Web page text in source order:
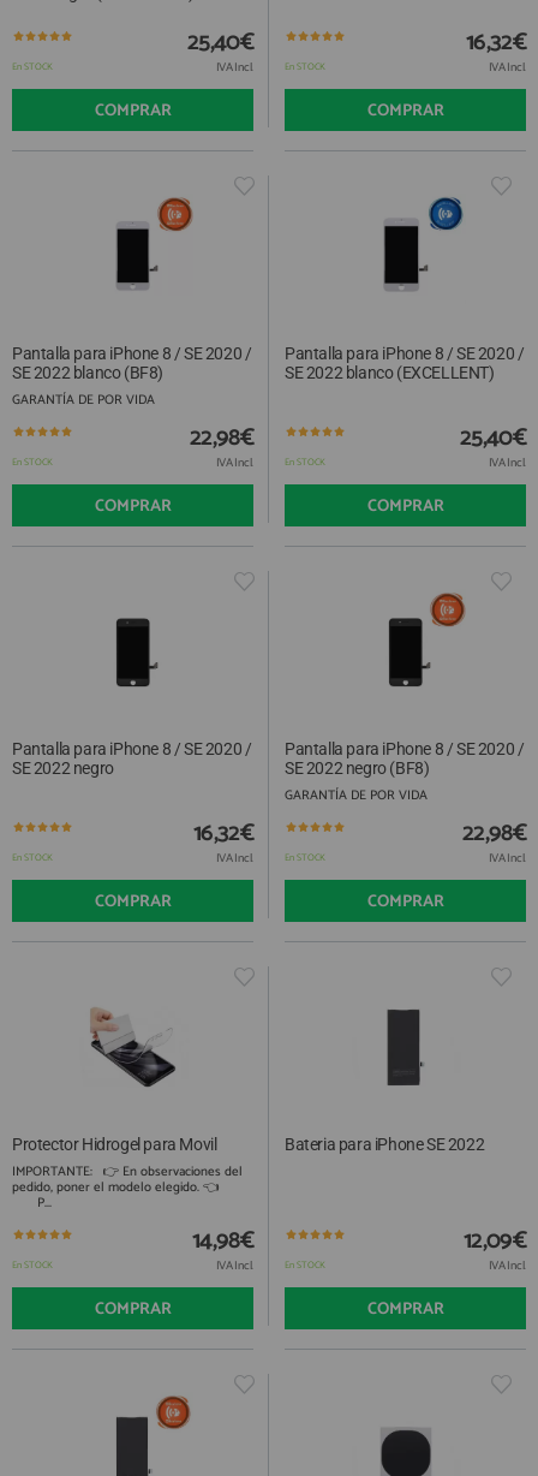
GUÍA DE COMPRA
(+34)912 477 744
HORARIO de TIENDA:
Lunes a Viernes 09:30h a 20:00h
También atendemos Whatsapp
info@preciosadictos.com
En STOCK
25,40€
IVA Incl.
COMPRAR
En STOCK
16,32€
IVA Incl.
COMPRAR
Pantalla para iPhone 8 / SE 2020 /
SE 2022 blanco (BF8)
GARANTÍA DE POR VIDA
En STOCK
22,98€
IVA Incl.
COMPRAR
Pantalla para iPhone 8 / SE 2020 /
SE 2022 blanco (EXCELLENT)
En STOCK
25,40€
IVA Incl.
COMPRAR
Pantalla para iPhone 8 / SE 2020 /
SE 2022 negro
En STOCK
16,32€
IVA Incl.
COMPRAR
Pantalla para iPhone 8 / SE 2020 /
SE 2022 negro (BF8)
GARANTÍA DE POR VIDA
En STOCK
22,98€
IVA Incl.
COMPRAR
Protector Hidrogel para Movil
IMPORTANTE: 👉 En observaciones del
pedido, poner el modelo elegido. 👈
P...
En STOCK
14,98€
IVA Incl.
COMPRAR
Bateria para iPhone SE 2022
En STOCK
12,09€
IVA Incl.
COMPRAR